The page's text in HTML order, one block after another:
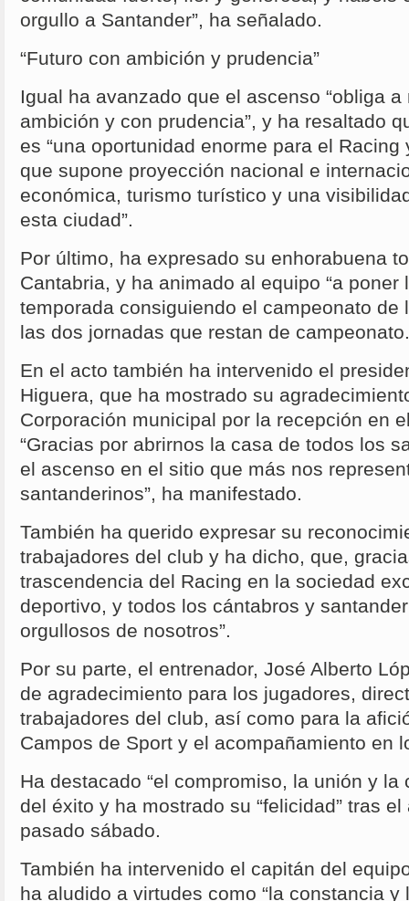
orgullo a Santander”, ha señalado.
“Futuro con ambición y prudencia”
Igual ha avanzado que el ascenso “obliga
ambición y con prudencia”, y ha resaltado
es “una oportunidad enorme para el Racing
que supone proyección nacional e
económica, turismo turístico y una
esta ciudad”.
Por último, ha expresado su enhorabuena
Cantabria, y ha animado al equipo “a poner
temporada consiguiendo el campeonato de
las dos jornadas que restan de campeonato.
En el acto también ha intervenido el
Higuera, que ha mostrado su
Corporación municipal por la recepción en
“Gracias por abrirnos la casa de todos los
el ascenso en el sitio que más nos
santanderinos”, ha manifestado.
También ha querido expresar su
trabajadores del club y ha dicho, que,
trascendencia del Racing en la sociedad
deportivo, y todos los cántabros y
orgullosos de nosotros”.
Por su parte, el entrenador, José Alberto
de agradecimiento para los jugadores,
trabajadores del club, así como para la
Campos de Sport y el acompañamiento en
Ha destacado “el compromiso, la unión y la
del éxito y ha mostrado su “felicidad” tras
pasado sábado.
También ha intervenido el capitán del
ha aludido a virtudes como “la constancia y